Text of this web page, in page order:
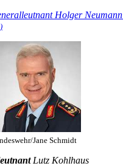
Holger Neumann
Jane Schmidt
Lutz Kohlhaus